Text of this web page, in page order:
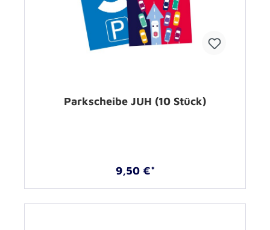
Parkscheibe JUH (10 Stück)
9,50 €*